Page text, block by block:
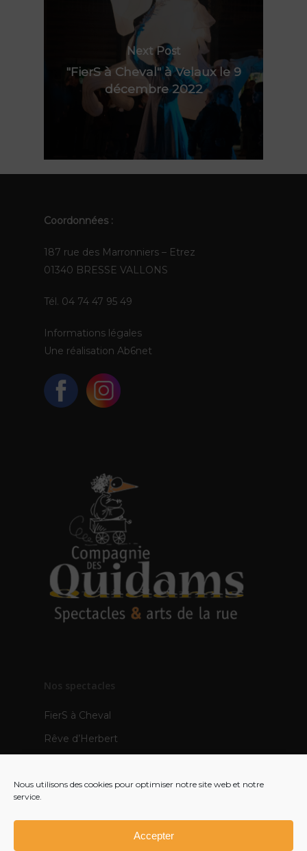
Nous utilisons des cookies pour optimiser notre site web et notre
service.
Accepter
Next Post
"FierS à Cheval" à Velaux le 9
décembre 2022
Coordonnées :
187 rue des Marronniers – Etrez
01340 BRESSE VALLONS
Tél. 04 74 47 95 49
Informations légales
Une réalisation Ab6net
Nos spectacles
FierS à Cheval
Rêve d’Herbert
Les Pops
Polynie – création 2022
Polynie
EN